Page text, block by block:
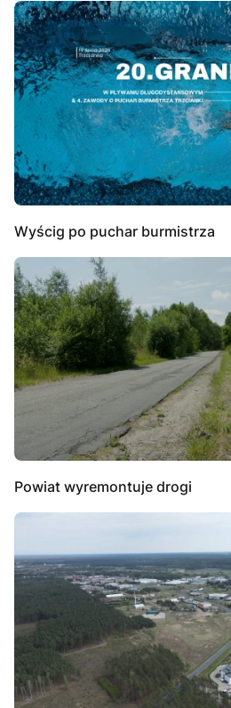
Wyścig po puchar burmistrza
Powiat wyremontuje drogi